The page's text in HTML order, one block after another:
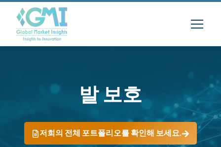
발 보호
저희의 전체 포트폴리오를 확인해 보세요.